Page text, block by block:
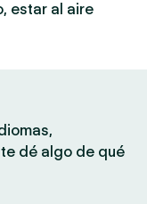
estar al aire
dé algo de qué